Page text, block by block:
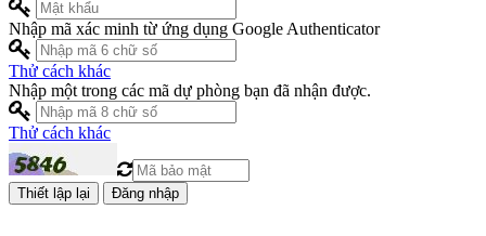
Nhập mã xác minh từ ứng dụng Google Authenticator
Thử cách khác
Nhập một trong các mã dự phòng bạn đã nhận được.
Thử cách khác
Đăng nhập